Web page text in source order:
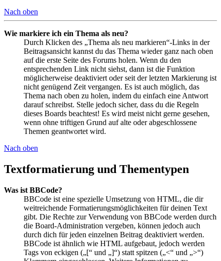
Nach oben
Wie markiere ich ein Thema als neu?
Durch Klicken des „Thema als neu markieren“-Links in der
Beitragsansicht kannst du das Thema wieder ganz nach oben
auf die erste Seite des Forums holen. Wenn du den
entsprechenden Link nicht siehst, dann ist die Funktion
möglicherweise deaktiviert oder seit der letzten Markierung ist
nicht genügend Zeit vergangen. Es ist auch möglich, das
Thema nach oben zu holen, indem du einfach eine Antwort
darauf schreibst. Stelle jedoch sicher, dass du die Regeln
dieses Boards beachtest! Es wird meist nicht gerne gesehen,
wenn ohne triftigen Grund auf alte oder abgeschlossene
Themen geantwortet wird.
Nach oben
Textformatierung und Thementypen
Was ist BBCode?
BBCode ist eine spezielle Umsetzung von HTML, die dir
weitreichende Formatierungsmöglichkeiten für deinen Text
gibt. Die Rechte zur Verwendung von BBCode werden durch
die Board-Administration vergeben, können jedoch auch
durch dich für jeden einzelnen Beitrag deaktiviert werden.
BBCode ist ähnlich wie HTML aufgebaut, jedoch werden
Tags von eckigen („[“ und „]“) statt spitzen („<“ und „>“)